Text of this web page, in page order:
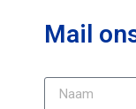
Mail